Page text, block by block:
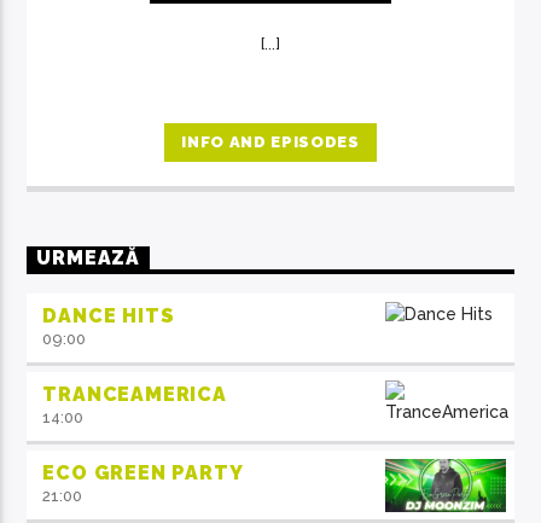
[...]
INFO AND EPISODES
URMEAZĂ
DANCE HITS
09:00
TRANCEAMERICA
14:00
ECO GREEN PARTY
21:00